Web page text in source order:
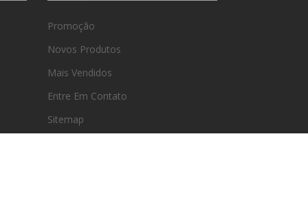
Promoção
Novos Produtos
Mais Vendidos
Entre Em Contato
Sitemap